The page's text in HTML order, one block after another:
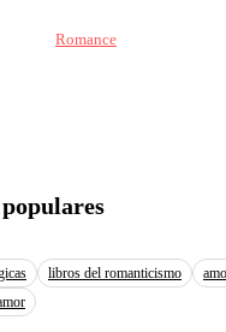
Valentina algo de sí mismo, algo que
de villancicos, bailes
Romance
libros del romanticismo